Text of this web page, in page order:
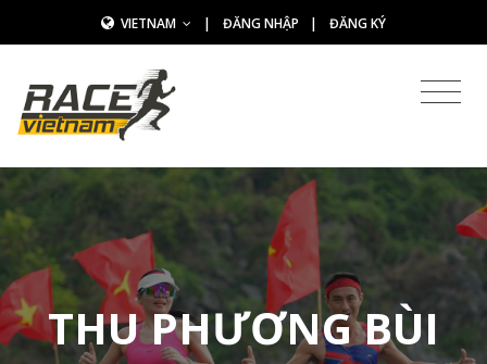
VIETNAM | ĐĂNG NHẬP | ĐĂNG KÝ
THU PHƯƠNG BÙI